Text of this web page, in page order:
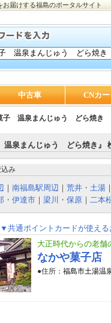
届けする福島のポータルサイト
中古車 CNカ
子 温泉まんじゅう どら焼き
温泉まんじゅう どら焼き
み
｜ 南福島駅周辺 ｜ 荒井・土湯
・伊達市 ｜ 梁川・保原 ｜ 二本
▼共通ポイントカードが使える
大正時代からの老舗
なかや菓子店
●住所： 福島市土湯温